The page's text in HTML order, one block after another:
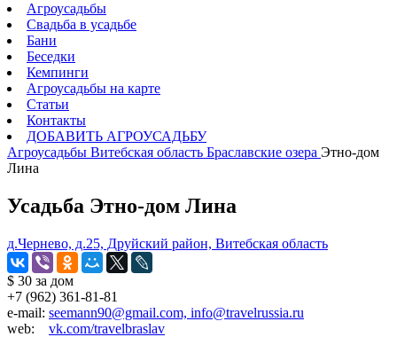
Агроусадьбы
Свадьба в усадьбе
Бани
Беседки
Кемпинги
Агроусадьбы на карте
Статьи
Контакты
ДОБАВИТЬ АГРОУСАДЬБУ
Агроусадьбы Витебская область Браславские озера Этно-дом
Лина
Усадьба Этно-дом Лина
д.Чернево, д.25, Друйский район, Витебская область
$ 30 за дом
+7 (962) 361-81-81
e-mail: seemann90@gmail.com, info@travelrussia.ru
web: vk.com/travelbraslav